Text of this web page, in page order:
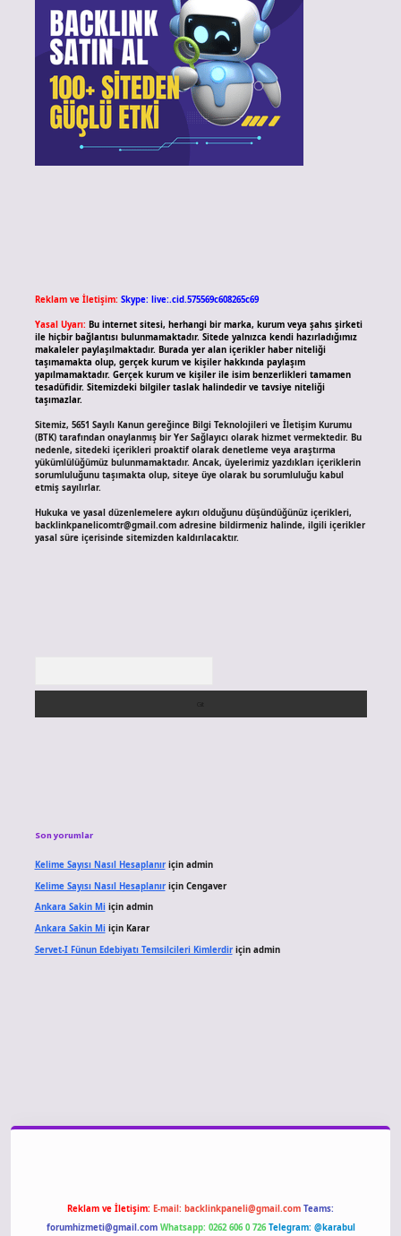
Reklam ve İletişim: Skype: live:.cid.575569c608265c69
Yasal Uyarı: Bu internet sitesi, herhangi bir marka, kurum veya şahıs şirketi
ile hiçbir bağlantısı bulunmamaktadır. Sitede yalnızca kendi hazırladığımız
makaleler paylaşılmaktadır. Burada yer alan içerikler haber niteliği
taşımamakta olup, gerçek kurum ve kişiler hakkında paylaşım
yapılmamaktadır. Gerçek kurum ve kişiler ile isim benzerlikleri tamamen
tesadüfidir. Sitemizdeki bilgiler taslak halindedir ve tavsiye niteliği
taşımazlar.
Sitemiz, 5651 Sayılı Kanun gereğince Bilgi Teknolojileri ve İletişim Kurumu
(BTK) tarafından onaylanmış bir Yer Sağlayıcı olarak hizmet vermektedir. Bu
nedenle, sitedeki içerikleri proaktif olarak denetleme veya araştırma
yükümlülüğümüz bulunmamaktadır. Ancak, üyelerimiz yazdıkları içeriklerin
sorumluluğunu taşımakta olup, siteye üye olarak bu sorumluluğu kabul
etmiş sayılırlar.
Hukuka ve yasal düzenlemelere aykırı olduğunu düşündüğünüz içerikleri,
backlinkpanelicomtr@gmail.comadresine bildirmeniz halinde, ilgili içerikler
yasal süre içerisinde sitemizden kaldırılacaktır.
Son yorumlar
Kelime Sayısı Nasıl Hesaplanıriçin admin
Kelime Sayısı Nasıl Hesaplanıriçin Cengaver
Ankara Sakin Miiçin admin
Ankara Sakin Miiçin Karar
Servet-I Fünun Edebiyatı Temsilcileri Kimlerdiriçin admin
Reklam ve İletişim: E-mail: backlinkpaneli@gmail.com Teams:
forumhizmeti@gmail.com Whatsapp: 0262 606 0 726 Telegram: @karabul